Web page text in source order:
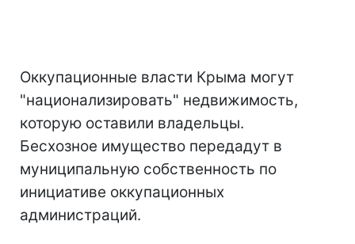
Оккупационные власти Крыма могут
"национализировать" недвижимость,
которую оставили владельцы.
Бесхозное имущество передадут в
муниципальную собственность по
инициативе оккупационных
администраций.